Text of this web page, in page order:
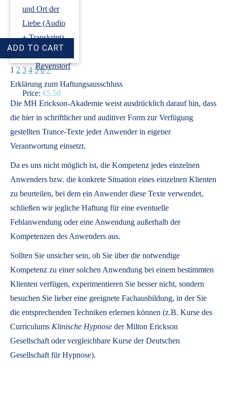
und Ort der
Liebe (Audio
+ Transkript)
›Dirk
Revenstorf
Price: €5.50
1 2 3 4 5 6 7
Erklärung zum Haftungsausschluss
Die MH Erickson-Akademie weist ausdrücklich darauf hin, dass
die hier in schriftlicher und auditiver Form zur Verfügung
gestellten Trance-Texte jeder Anwender in eigener
Verantwortung einsetzt.
Da es uns nicht möglich ist, die Kompetenz jedes einzelnen
Anwenders bzw. die konkrete Situation eines einzelnen Klienten
zu beurteilen, bei dem ein Anwender diese Texte verwendet,
schließen wir jegliche Haftung für eine eventuelle
Fehlanwendung oder eine Anwendung außerhalb der
Kompetenzen des Anwenders aus.
Sollten Sie unsicher sein, ob Sie über die notwendige
Kompetenz zu einer solchen Anwendung bei einem bestimmten
Klienten verfügen, experimentieren Sie besser nicht, sondern
besuchen Sie lieber eine geeignete Fachausbildung, in der Sie
die entsprechenden Techniken erlernen können (z.B. Kurse des
Curriculums Klinische Hypnose der Milton Erickson
Gesellschaft oder vergleichbare Kurse der Deutschen
Gesellschaft für Hypnose).